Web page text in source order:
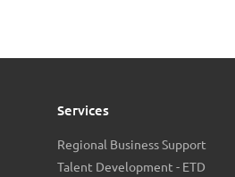
Services
Regional Business Support
Talent Development - ETD